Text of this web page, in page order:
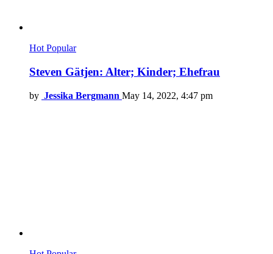
Hot Popular
Steven Gätjen: Alter; Kinder; Ehefrau
by Jessika Bergmann May 14, 2022, 4:47 pm